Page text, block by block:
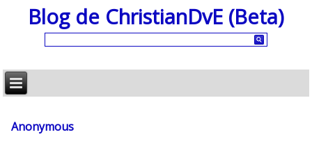
Blog de ChristianDvE (Beta)
Anonymous